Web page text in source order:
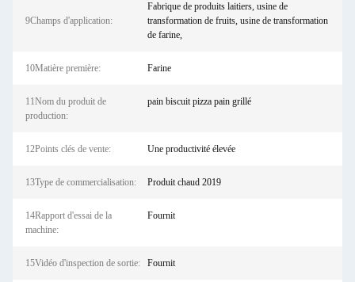
9Champs d'application:
Fabrique de produits laitiers, usine de
transformation de fruits, usine de transformation
de farine,
10Matière première: Farine
11Nom du produit de
production:
pain biscuit pizza pain grillé
12Points clés de vente: Une productivité élevée
13Type de commercialisation: Produit chaud 2019
14Rapport d'essai de la
machine:
Fournit
15Vidéo d'inspection de sortie: Fournit